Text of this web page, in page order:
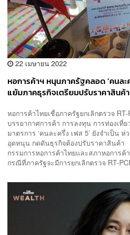
22 เมษายน 2022
หอการค้าฯ หนุนภาครัฐคลอด ‘คนละ
แย้มภาคธุรกิจเตรียมปรับราคาสินค้
หอการค้าไทยเชื่อภาครัฐยกเลิกตรวจ
บรรยากาศการค้า การลงทุน การท่องเที่
มาตรการ ‘คนละครึ่ง เฟส 5’ ยังจำเป็น ห่
อุดหนุน กดดันธุรกิจต้องปรับราคาสินค้
กรรมการหอการค้าไทยและสภาหอการค้
กรณีที่ภาครัฐจะมีการยกเลิกตรวจ RT-